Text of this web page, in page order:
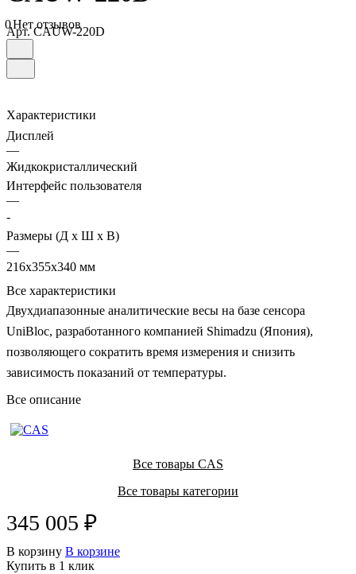
0Нет отзывов
Арт.CAUW-220D
Характеристики
Дисплей
—
Жидкокристаллический
Интерфейс пользователя
—
-
Размеры (Д х Ш х В)
—
216х355х340 мм
Все характеристики
Двухдиапазонные аналитические весы на базе сенсора
UniBloc, разработанного компанией Shimadzu (Япония),
позволяющего сократить время измерения и снизить
зависимость показаний от температуры.
Все описание
Все товары CAS
Все товары категории
345 005 ₽
В корзину В корзине
Купить в 1 клик